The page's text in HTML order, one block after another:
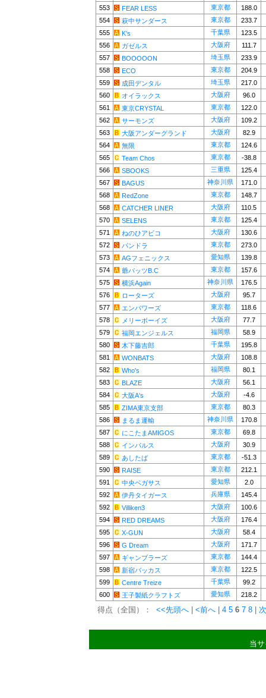
553
FEAR LESS 東京都
188.0
554
萩中サンダース 東京都
233.7
555
K's 千葉県
123.5
556
ガゼルス 大阪府
111.7
557
BOOOOON 埼玉県
233.9
558
ECO 東京都
204.9
559
成田デンタル 埼玉県
217.0
560
オイラックス 大阪府
96.0
561
東京CRYSTAL 東京都
122.0
562
サーモンズ 大阪府
109.2
563
大阪アンダーグランド 大阪府
82.9
564
無限 東京都
124.6
565
Team Chos 東京都
-38.8
566
SBOOKS 三重県
125.4
567
BAGUS 神奈川県
171.0
568
RedZone 東京都
148.7
568
CATCHER LINER 大阪府
110.5
570
SELENS 東京都
125.4
571
ねのひアビコ 大阪府
130.6
572
パンドラ 東京都
273.0
573
AGフェニックス 愛知県
139.8
574
爺バッツB.C 東京都
157.6
575
横浜Again 神奈川県
176.5
576
ローターズ 大阪府
95.7
577
エンパワーズ 東京都
118.6
578
メリーボーイズ 大阪府
77.7
579
福岡エンジェルス 福岡県
58.9
580
木下藤吉郎 千葉県
195.8
581
WONBATS 大阪府
108.8
582
Who's 福岡県
80.1
583
BLAZE 大阪府
56.1
584
大阪A's 大阪府
-4.6
585
ZIMA東京支部 東京都
80.3
586
まるま運輸 神奈川県
170.8
587
にこたまAMIGOS 東京都
69.8
588
インパルス 大阪府
30.9
589
あしたば 東京都
-51.3
590
RAISE 東京都
212.1
591
中央ペガサス 愛知県
2.0
592
伊丹タイガース 兵庫県
145.4
592
Villiken3 大阪府
100.6
594
RED DREAMS 大阪府
176.4
595
X-GUN 大阪府
58.4
596
G Dream 大阪府
171.7
597
ギャンブラーズ 東京都
144.4
598
新宿バッカス 東京都
122.5
599
Centre Treize 千葉県
99.2
600
王子製紙クラフトズ 愛知県 218.2
得点（全国）： <<先頭へ <前へ 4 5 6 7 8
当